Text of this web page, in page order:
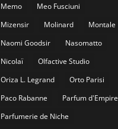
Memo
Meo Fusciuni
Mizensir
Molinard
Montale
Naomi Goodsir
Nasomatto
Nicolaï
Olfactive Studio
Oriza L. Legrand
Orto Parisi
Paco Rabanne
Parfum d'Empire
Parfumerie de Niche